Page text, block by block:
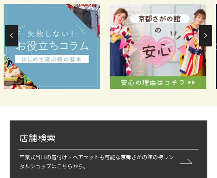
店舗検索
卒業式当日の着付け・ヘアセットも可能な京都さがの館の袴レン
タルショップはこちらから。